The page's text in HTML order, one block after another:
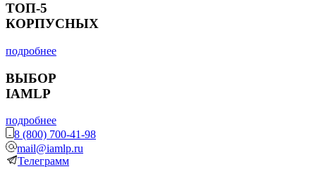
ТОП-5
КОРПУСНЫХ
подробнее
ВЫБОР
IAMLP
подробнее
8 (800) 700-41-98
mail@iamlp.ru
Телеграмм